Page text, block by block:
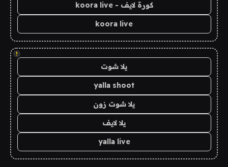
كورة لايف - koora live
koora live
!
يلا شوت
yalla shoot
يلا شوت زون
يلا لايف
yalla live